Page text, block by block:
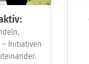
– Initiativen